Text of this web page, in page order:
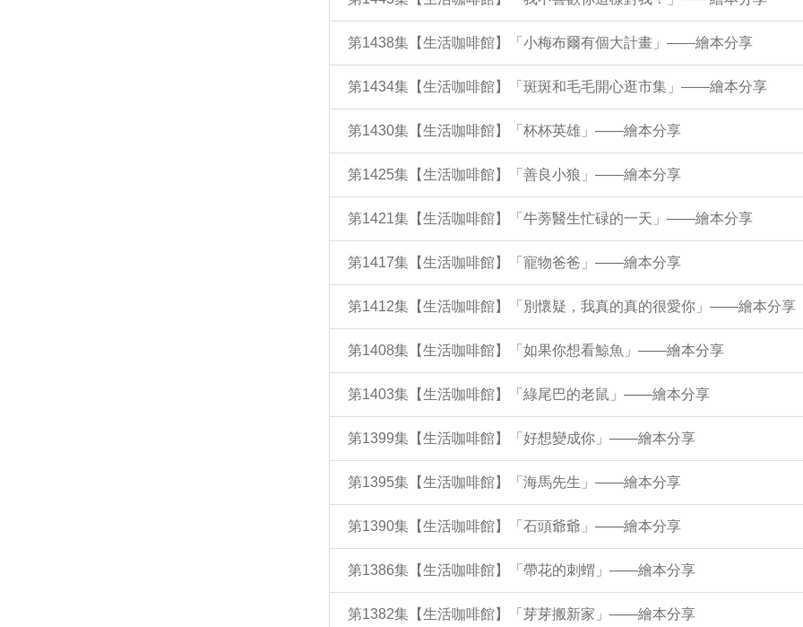
第1438集【生活咖啡館】「小梅布爾有個大計畫」——繪本分享
第1434集【生活咖啡館】「斑斑和毛毛開心逛市集」——繪本分享
第1430集【生活咖啡館】「杯杯英雄」——繪本分享
第1425集【生活咖啡館】「善良小狼」——繪本分享
第1421集【生活咖啡館】「牛蒡醫生忙碌的一天」——繪本分享
第1417集【生活咖啡館】「寵物爸爸」——繪本分享
第1412集【生活咖啡館】「別懷疑，我真的真的很愛你」——繪本分享
第1408集【生活咖啡館】「如果你想看鯨魚」——繪本分享
第1403集【生活咖啡館】「綠尾巴的老鼠」——繪本分享
第1399集【生活咖啡館】「好想變成你」——繪本分享
第1395集【生活咖啡館】「海馬先生」——繪本分享
第1390集【生活咖啡館】「石頭爺爺」——繪本分享
第1386集【生活咖啡館】「帶花的刺蝟」——繪本分享
第1382集【生活咖啡館】「芽芽搬新家」——繪本分享